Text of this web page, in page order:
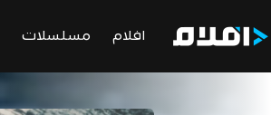
افلام مسلسلات